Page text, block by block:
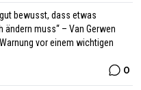
bewusst, dass etwas
ändern muss“ – Van Gerwen
vor einem wichtigen
0